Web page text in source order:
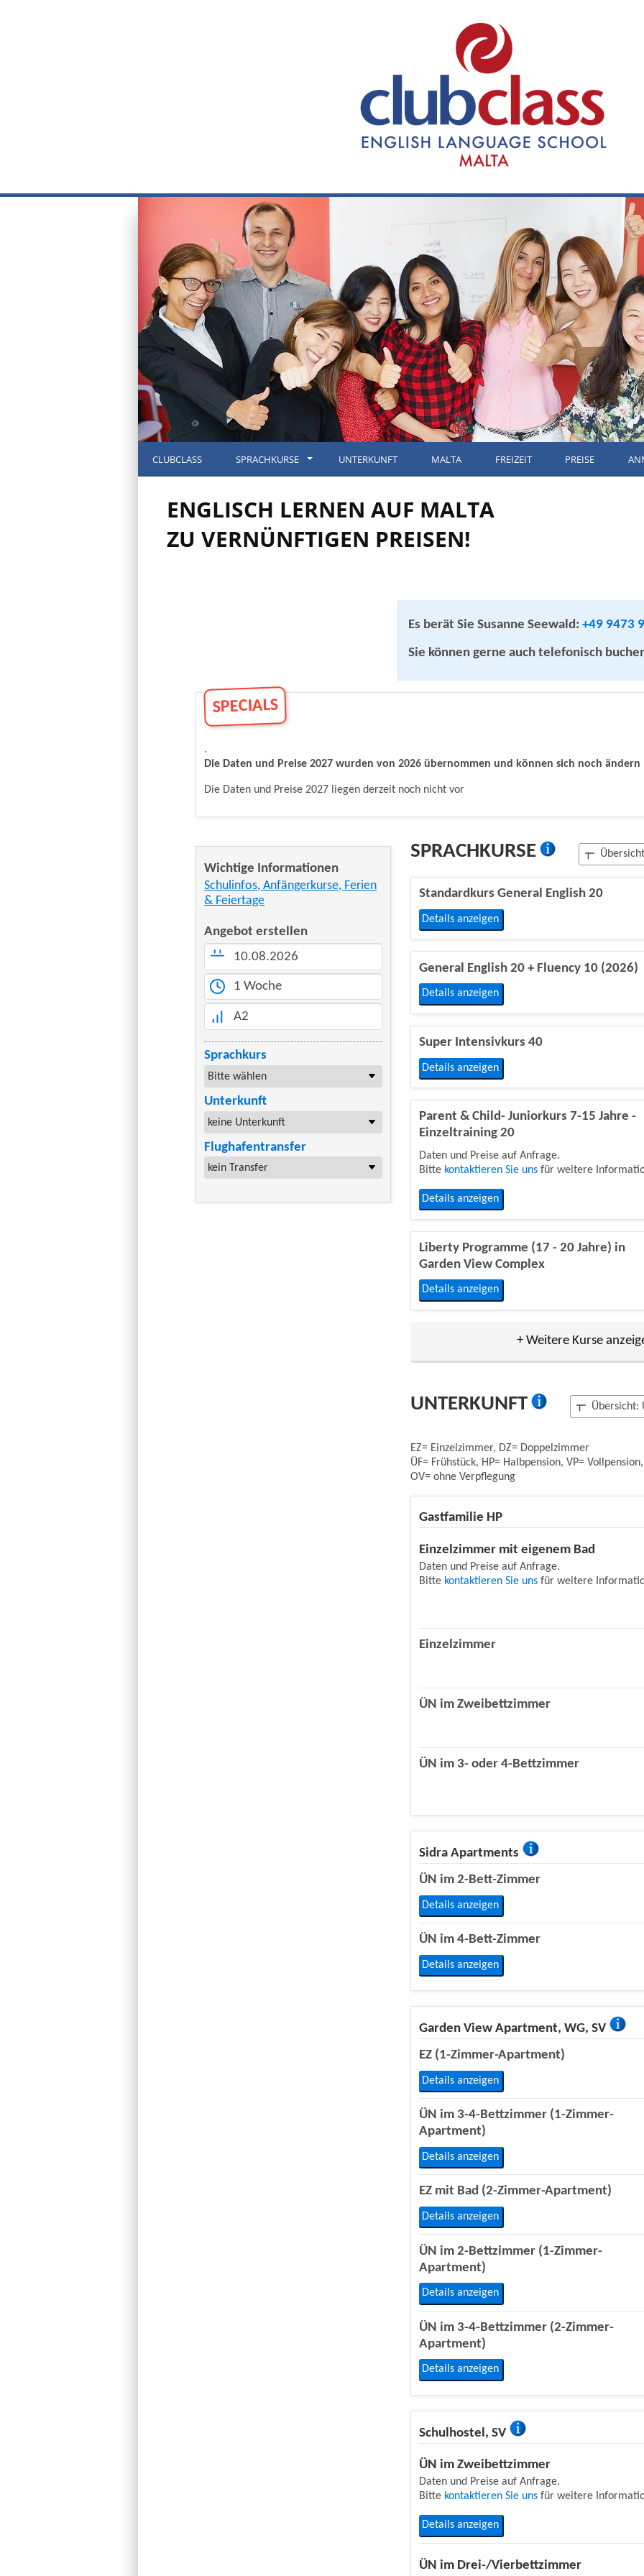
CLUBCLASS SPRACHKURSE UNTERKUNFT MALTA FREIZEIT PREISE
ENGLISCH LERNEN AUF MALTA
ZU VERNÜNFTIGEN PREISEN!
Es berät Sie Susanne Seewald: +49 9473
Sie können gerne auch telefonisch
SPECIALS
.
Die Daten und Preise 2027 wurden von 2026 übernommen und können sich noch ändern
Die Daten und Preise 2027 liegen derzeit noch nicht vor
Wichtige Informationen
Schulinfos, Anfängerkurse, Ferien
& Feiertage
Angebot erstellen
10.08.2026
1 Woche
A2
Sprachkurs
Unterkunft
Flughafentransfer
SPRACHKURSE
Standardkurs General English 20
Details anzeigen
General English 20 + Fluency 10 (2026)
Details anzeigen
Super Intensivkurs 40
Details anzeigen
Parent & Child- Juniorkurs 7-15 Jahre -
Einzeltraining 20
Daten und Preise auf Anfrage.
Bitte kontaktieren Sie uns für weitere
Details anzeigen
Liberty Programme (17 - 20 Jahre) in
Garden View Complex
Details anzeigen
+ Weitere Kurse
UNTERKUNFT Übersicht:
EZ= Einzelzimmer, DZ= Doppelzimmer
ÜF= Frühstück, HP= Halbpension, VP=
OV= ohne Verpflegung
Gastfamilie HP
Einzelzimmer mit eigenem Bad
Daten und Preise auf Anfrage.
Bitte kontaktieren Sie uns für weitere
Einzelzimmer
ÜN im Zweibettzimmer
ÜN im 3- oder 4-Bettzimmer
Sidra Apartments
ÜN im 2-Bett-Zimmer
Details anzeigen
ÜN im 4-Bett-Zimmer
Details anzeigen
Garden View Apartment, WG, SV
EZ (1-Zimmer-Apartment)
Details anzeigen
ÜN im 3-4-Bettzimmer (1-Zimmer-
Apartment)
Details anzeigen
EZ mit Bad (2-Zimmer-Apartment)
Details anzeigen
ÜN im 2-Bettzimmer (1-Zimmer-
Apartment)
Details anzeigen
ÜN im 3-4-Bettzimmer (2-Zimmer-
Apartment)
Details anzeigen
Schulhostel, SV
ÜN im Zweibettzimmer
Daten und Preise auf Anfrage.
Bitte kontaktieren Sie uns für weitere
Details anzeigen
ÜN im Drei-/Vierbettzimmer